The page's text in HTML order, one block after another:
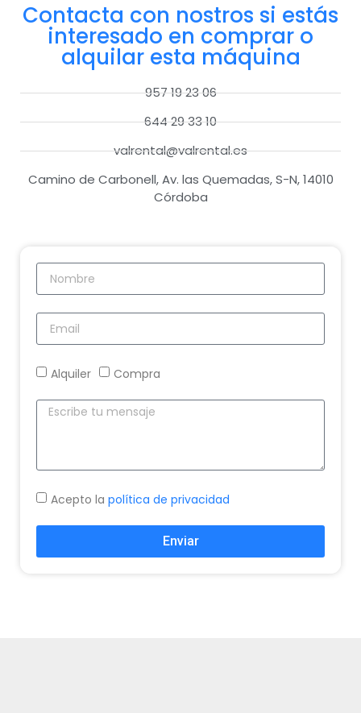
Contacta con nostros si estás
interesado en comprar o
alquilar esta máquina
957 19 23 06
644 29 33 10
valrental@valrental.es
Camino de Carbonell, Av. las Quemadas, S-N, 14010
Córdoba
Alquiler Compra
Acepto la política de privacidad
Enviar